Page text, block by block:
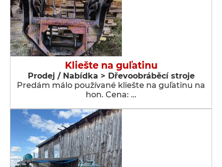
Kliešte na guľatinu
Prodej / Nabídka > Dřevoobráběcí stroje
Predám málo používané kliešte na guľatinu na
hon. Cena: …